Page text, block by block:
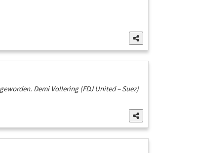
Demi Vollering (FDJ United – Suez)